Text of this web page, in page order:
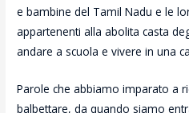
e bambine del Tamil Nadu e le
appartenenti alla abolita casta
andare a scuola e vivere in una
Parole che abbiamo imparato a
balbettare, da quando siamo